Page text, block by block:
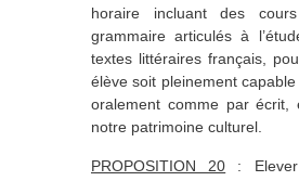
horaire incluant des
grammaire articulés à
textes littéraires français,
élève soit pleinement capable
oralement comme par écrit,
notre patrimoine culturel.
PROPOSITION 20 : Elever